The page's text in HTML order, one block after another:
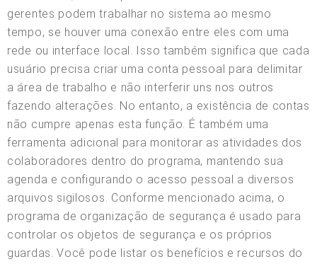
gerentes podem trabalhar no sistema ao mesmo
tempo, se houver uma conexão entre eles com uma
rede ou interface local. Isso também significa que cada
usuário precisa criar uma conta pessoal para delimitar
a área de trabalho e não interferir uns nos outros
fazendo alterações. No entanto, a existência de contas
não cumpre apenas esta função. É também uma
ferramenta adicional para monitorar as atividades dos
colaboradores dentro do programa, mantendo sua
agenda e configurando o acesso pessoal a diversos
arquivos sigilosos. Conforme mencionado acima, o
programa de organização de segurança é usado para
controlar os objetos de segurança e os próprios
guardas. Você pode listar os benefícios e recursos do